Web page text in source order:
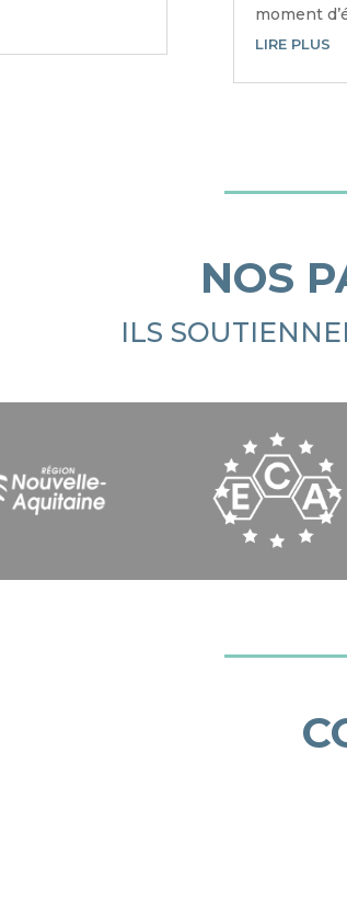
moment
LIRE PLUS
NOS
ILS